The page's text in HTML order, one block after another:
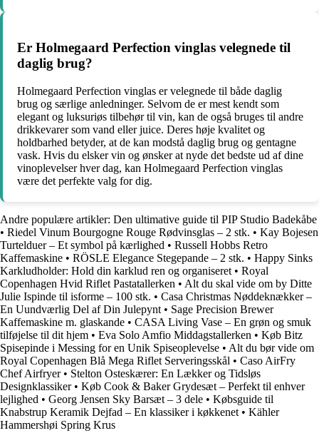
Er Holmegaard Perfection vinglas velegnede til
daglig brug?
Holmegaard Perfection vinglas er velegnede til både daglig
brug og særlige anledninger. Selvom de er mest kendt som
elegant og luksuriøs tilbehør til vin, kan de også bruges til andre
drikkevarer som vand eller juice. Deres høje kvalitet og
holdbarhed betyder, at de kan modstå daglig brug og gentagne
vask. Hvis du elsker vin og ønsker at nyde det bedste ud af dine
vinoplevelser hver dag, kan Holmegaard Perfection vinglas
være det perfekte valg for dig.
Andre populære artikler: Den ultimative guide til PIP Studio Badekåbe
• Riedel Vinum Bourgogne Rouge Rødvinsglas – 2 stk. • Kay Bojesen
Turtelduer – Et symbol på kærlighed • Russell Hobbs Retro
Kaffemaskine • RÖSLE Elegance Stegepande – 2 stk. • Happy Sinks
Karkludholder: Hold din karklud ren og organiseret • Royal
Copenhagen Hvid Riflet Pastatallerken • Alt du skal vide om by Ditte
Julie Ispinde til isforme – 100 stk. • Casa Christmas Nøddeknækker –
En Uundværlig Del af Din Julepynt • Sage Precision Brewer
Kaffemaskine m. glaskande • CASA Living Vase – En grøn og smuk
tilføjelse til dit hjem • Eva Solo Amfio Middagstallerken • Køb Bitz
Spisepinde i Messing for en Unik Spiseoplevelse • Alt du bør vide om
Royal Copenhagen Blå Mega Riflet Serveringsskål • Caso AirFry
Chef Airfryer• Stelton Osteskærer: En Lækker og Tidsløs
Designklassiker• Køb Cook & Baker Grydesæt – Perfekt til enhver
lejlighed • Georg Jensen Sky Barsæt – 3 dele • Købsguide til
Knabstrup Keramik Dejfad – En klassiker i køkkenet • Kähler
Hammershøi Spring Krus